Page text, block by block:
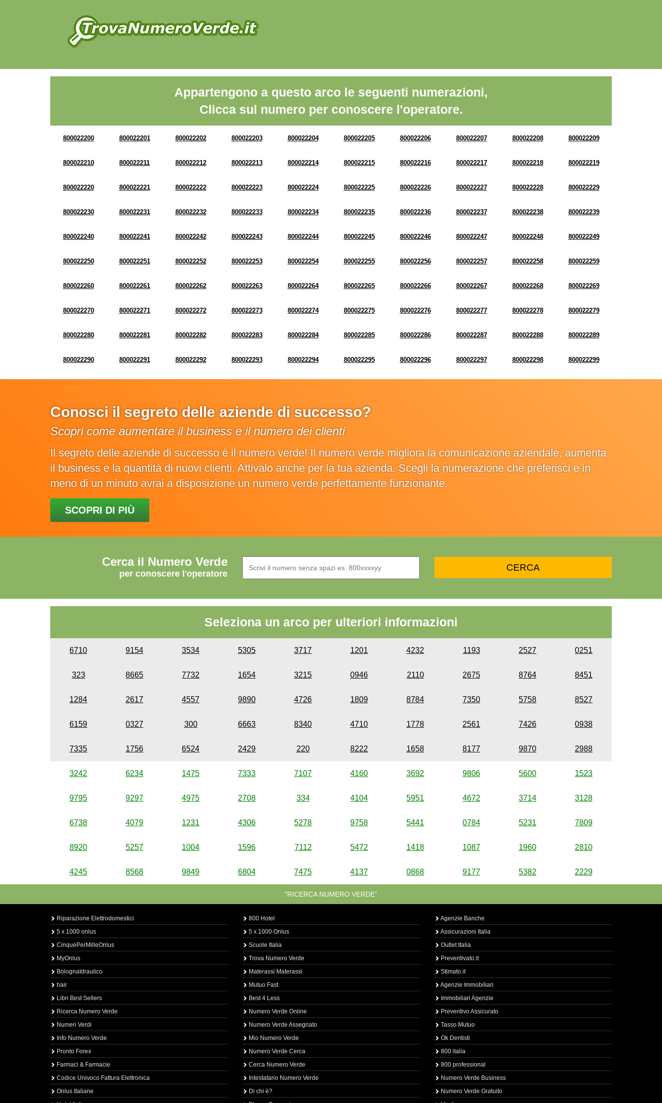
Appartengono a questo arco le seguenti numerazioni,
Clicca sul numero per conoscere l'operatore.
800022200 800022201 800022202 800022203 800022204 800022205 800022206 800022207 800022208 800022209
800022210 800022211 800022212 800022213 800022214 800022215 800022216 800022217 800022218 800022219
800022220 800022221 800022222 800022223 800022224 800022225 800022226 800022227 800022228 800022229
800022230 800022231 800022232 800022233 800022234 800022235 800022236 800022237 800022238 800022239
800022240 800022241 800022242 800022243 800022244 800022245 800022246 800022247 800022248 800022249
800022250 800022251 800022252 800022253 800022254 800022255 800022256 800022257 800022258 800022259
800022260 800022261 800022262 800022263 800022264 800022265 800022266 800022267 800022268 800022269
800022270 800022271 800022272 800022273 800022274 800022275 800022276 800022277 800022278 800022279
800022280 800022281 800022282 800022283 800022284 800022285 800022286 800022287 800022288 800022289
800022290 800022291 800022292 800022293 800022294 800022295 800022296 800022297 800022298 800022299
Conosci il segreto delle aziende di successo?
Scopri come aumentare il business e il numero dei clienti
Il segreto delle aziende di successo è il numero verde! Il numero verde migliora la comunicazione aziendale, aumenta
il business e la quantità di nuovi clienti. Attivalo anche per la tua azienda. Scegli la numerazione che preferisci e in
meno di un minuto avrai a disposizione un numero verde perfettamente funzionante.
SCOPRI DI PIÙ
Cerca il Numero Verde
per conoscere l'operatore
Seleziona un arco per ulteriori informazioni
6710 9154 3534 5305 3717 1201 4232 1193 2527 0251
323 8665 7732 1654 3215 0946 2110 2675 8764 8451
1284 2617 4557 9890 4726 1809 8784 7350 5758 8527
6159 0327 300 6663 8340 4710 1778 2561 7426 0938
7335 1756 6524 2429 220 8222 1658 8177 9870 2988
3242 6234 1475 7333 7107 4160 3692 9806 5600 1523
9795 9297 4975 2708 334 4104 5951 4672 3714 3128
6738 4079 1231 4306 5278 9758 5441 0784 5231 7809
8920 5257 1004 1596 7112 5472 1418 1087 1960 2810
4245 8568 9849 6804 7475 4137 0868 9177 5382 2229
“RICERCA NUMERO VERDE”
Riparazione Elettrodomestici
5 x 1000 onlus
CinquePerMilleOnlus
MyOnlus
BolognaIdraulico
hair
Libri Best Sellers
Ricerca Numero Verde
Numeri Verdi
Info Numero Verde
Pronto Forex
Farmaci & Farmacie
Codice Univoco Fattura Elettronica
Onlus Italiane
800 Hotel
5 x 1000 Onlus
Scuole Italia
Trova Numero Verde
Materassi Materassi
Mutuo Fast
Best 4 Less
Numero Verde Online
Numero Verde Assegnato
Mio Numero Verde
Numero Verde Cerca
Cerca Numero Verde
Intestatario Numero Verde
Di chi è?
Agenzie Banche
Assicurazioni Italia
Outlet Italia
Preventivato.it
Stimato.it
Agenzie Immobiliari
Immobiliari Agenzie
Preventivo Assicurato
Tasso Mutuo
Ok Dentisti
800 italia
800 professional
Numero Verde Business
Numero Verde Gratuito